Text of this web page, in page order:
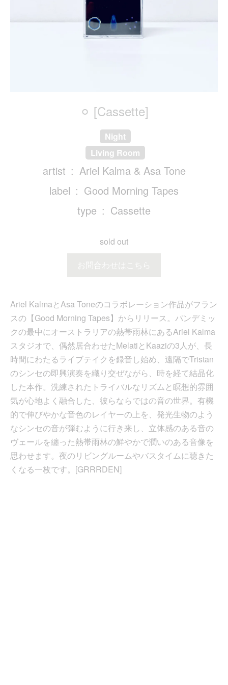
⚪︎ [Cassette]
Night
Living Room
artist
Ariel Kalma & Asa Tone
label
Good Morning Tapes
type
Cassette
sold out
お問合わせはこちら
Ariel KalmaとAsa Toneのコラボレーション作品がフラン
スの【Good Morning Tapes】からリリース。パンデミッ
クの最中にオーストラリアの熱帯雨林にあるAriel Kalma
スタジオで、偶然居合わせたMelatiとKaaziの3人が、長
時間にわたるライブテイクを録音し始め、遠隔でTristan
のシンセの即興演奏を織り交ぜながら、時を経て結晶化
した本作。洗練されたトライバルなリズムと瞑想的雰囲
気が心地よく融合した、彼らならではの音の世界。有機
的で伸びやかな音色のレイヤーの上を、発光生物のよう
なシンセの音が弾むように行き来し、立体感のある音の
ヴェールを纏った熱帯雨林の鮮やかで潤いのある音像を
思わせます。夜のリビングルームやバスタイムに聴きた
くなる一枚です。[GRRRDEN]